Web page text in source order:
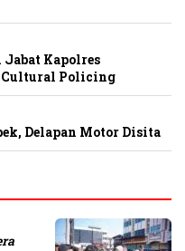
Jabat Kapolres
Cultural Policing
Delapan Motor Disita